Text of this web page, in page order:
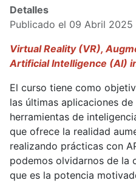
Detalles
Publicado el 09 Abril 2025
Virtual Reality (VR),
Artificial Intelligence (AI)
El curso tiene como
las últimas aplicaciones
herramientas de
que ofrece la realidad
realizando prácticas con
podemos olvidarnos de la
que es la potencia